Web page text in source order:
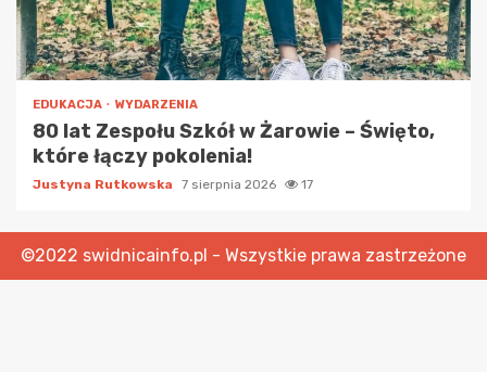
EDUKACJA WYDARZENIA
80 lat Zespołu Szkół w Żarowie – Święto,
które łączy pokolenia!
Justyna Rutkowska 7 sierpnia 2026 17
©2022 swidnicainfo.pl - Wszystkie prawa zastrzeżone